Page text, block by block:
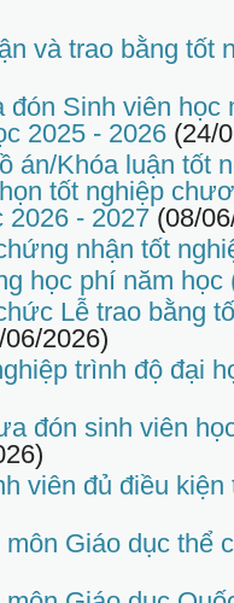
và trao bằng tốt
Sinh viên học
2025 - 2026 (24/
án/Khóa luận tốt
tốt nghiệp
2026 - 2027 (08/
nhận tốt
học phí năm học
Lễ trao bằng
06/2026)
trình độ đại
đón sinh viên
viên đủ điều
Giáo dục thể